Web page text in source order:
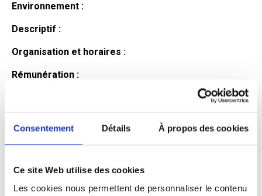
Consentement Détails À propos des cookies
Ce site Web utilise des cookies
Les cookies nous permettent de personnaliser le contenu
Environnement :
Descriptif :
Organisation et horaires :
Rémunération :
Profil du
candidat